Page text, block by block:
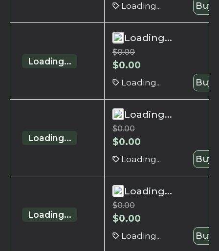
Loading... Buy
Loading...
Loading...
$0.00
$0.00
Loading... Buy
Loading...
Loading...
$0.00
$0.00
Loading... Buy
Loading...
Loading...
$0.00
$0.00
Loading... Buy